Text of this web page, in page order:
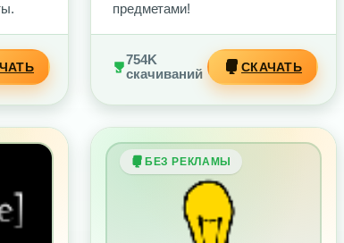
предметами!
754K
скачиваний
СКАЧАТЬ
БЕЗ РЕКЛАМЫ